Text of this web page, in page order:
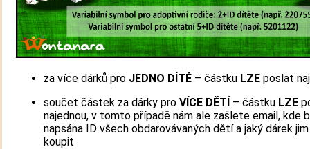
za více dárků pro JEDNO DÍTĚ – částku LZE poslat
součet částek za dárky pro VÍCE DĚTÍ – částku LZE
najednou, v tomto případě nám ale zašlete email, kde
napsána ID všech obdarovávaných dětí a jaký dárek
koupit